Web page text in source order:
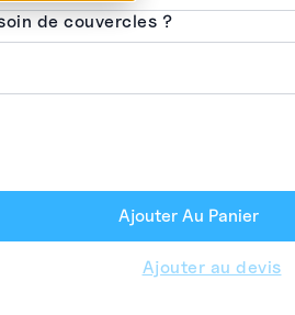
de couvercles ?
Ajouter Au Panier
Ajouter au devis